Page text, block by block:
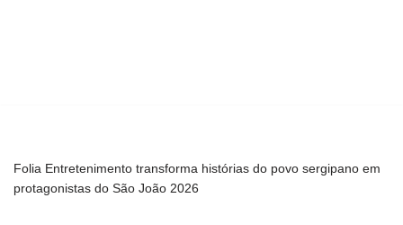
Folia Entretenimento transforma histórias do povo sergipano em
protagonistas do São João 2026